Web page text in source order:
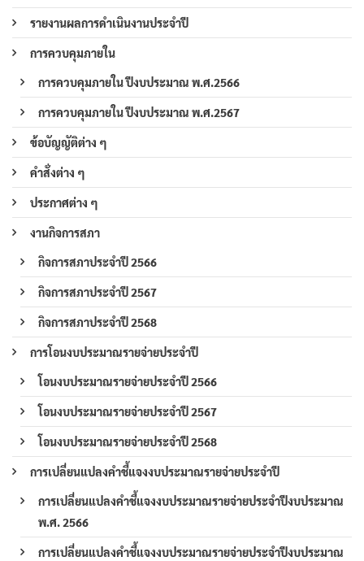
รายงานผลการดำเนินงานประจำปี
การควบคุมภายใน
การควบคุมภายใน ปีงบประมาณ พ.ศ.2566
การควบคุมภายใน ปีงบประมาณ พ.ศ.2567
ข้อบัญญัติต่าง ๆ
คำสั่งต่าง ๆ
ประกาศต่าง ๆ
งานกิจการสภา
กิจการสภาประจำปี 2566
กิจการสภาประจำปี 2567
กิจการสภาประจำปี 2568
การโอนงบประมาณรายจ่ายประจำปี
โอนงบประมาณรายจ่ายประจำปี 2566
โอนงบประมาณรายจ่ายประจำปี 2567
โอนงบประมาณรายจ่ายประจำปี 2568
การเปลี่ยนแปลงคำชี้แจงงบประมาณรายจ่ายประจำปี
การเปลี่ยนแปลงคำชี้แจงงบประมาณรายจ่ายประจำปีงบประมาณ
พ.ศ. 2566
การเปลี่ยนแปลงคำชี้แจงงบประมาณรายจ่ายประจำปีงบประมาณ